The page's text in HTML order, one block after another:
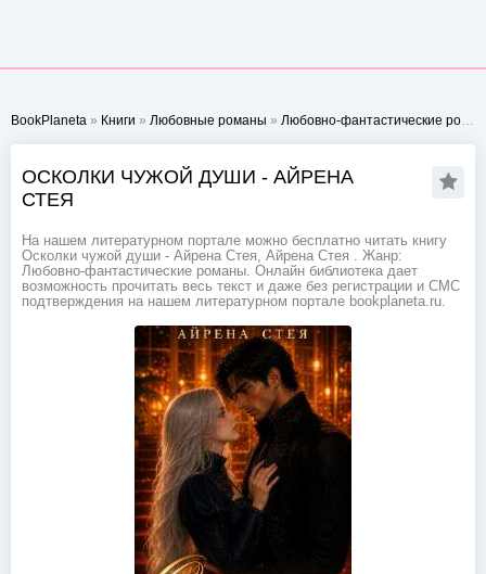
BookPlaneta » Книги » Любовные романы » Любовно-фантастические романы
ОСКОЛКИ ЧУЖОЙ ДУШИ - АЙРЕНА
СТЕЯ
На нашем литературном портале можно бесплатно читать книгу
Осколки чужой души - Айрена Стея, Айрена Стея . Жанр:
Любовно-фантастические романы. Онлайн библиотека дает
возможность прочитать весь текст и даже без регистрации и СМС
подтверждения на нашем литературном портале bookplaneta.ru.